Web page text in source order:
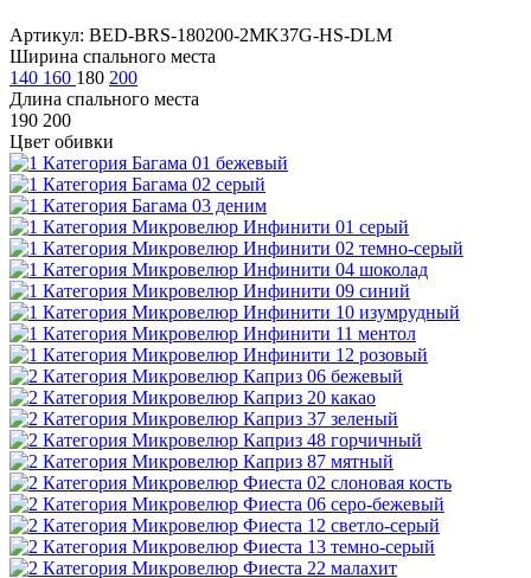
Артикул: BED-BRS-180200-2MK37G-HS-DLM
Ширина спального места
140 160 180 200
Длина спального места
190 200
Цвет обивки